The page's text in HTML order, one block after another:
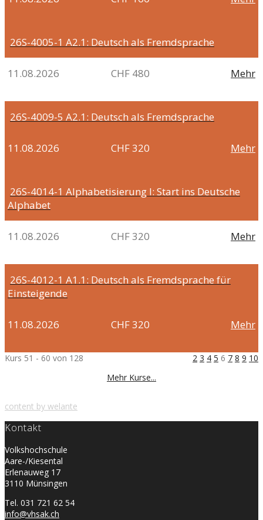
26S-4005-1 A2.1: Deutsch als Fremdsprache
11.08.2026 CHF 480 Mehr
26S-4009-5 A2.1: Deutsch als Fremdsprache
11.08.2026 CHF 320 Mehr
26S-4014-1 Alphabetisierung I: Start ins Deutsche
Alphabet
11.08.2026 CHF 320 Mehr
26S-4012-1 A1.1: Deutsch als Fremdsprache für
Einsteigende
11.08.2026 CHF 320 Mehr
Kurs 51 - 60 von 128 2 3 4 5 6 7 8 9 10
Mehr Kurse...
content by welante
Kontakt
Volkshochschule
Aare-/Kiesental
Erlenauweg 17
3110 Münsingen
Tel. 031 721 62 54
info@vhsak.ch